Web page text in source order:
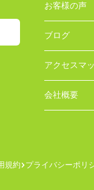
お客様の声
ブログ
アクセスマ
会社概要
規約 プライバシーポリ